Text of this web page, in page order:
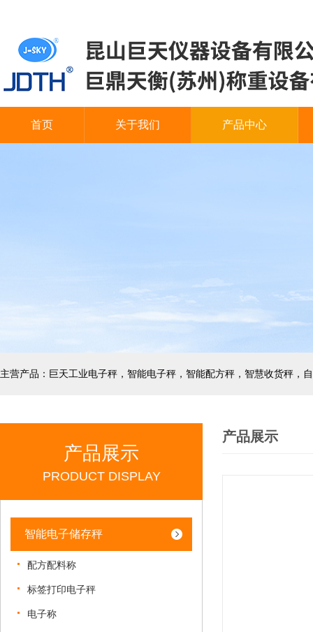
首页 关于我们 产品中心
产品展示
PRODUCT DISPLAY
智能电子储存秤
配方配料称
标签打印电子秤
电子称
产品展示